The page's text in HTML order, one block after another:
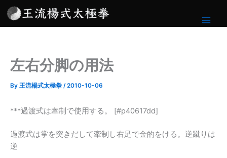
を
左右分脚の用法
By 王流楊式太極拳 /2010-10-06
***過渡式は牽制で使用する。 [#p40617dd]
過渡式は掌を突きだして牽制し右足で金的をける。逆蹴りは
逆